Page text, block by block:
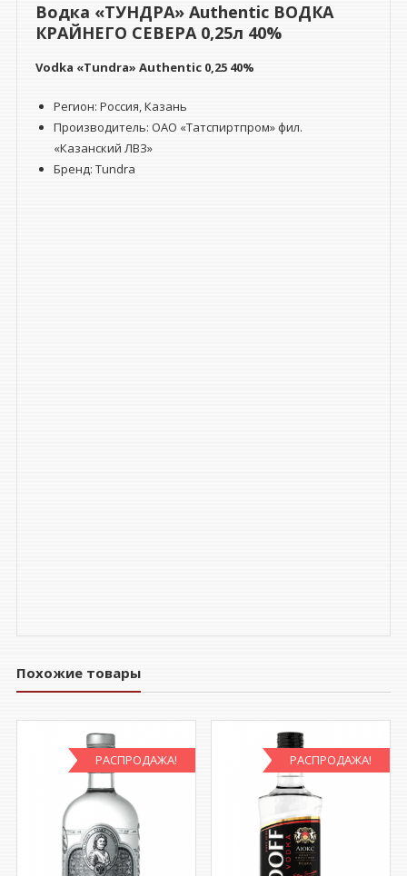
Водка «ТУНДРА» Authentic ВОДКА
КРАЙНЕГО СЕВЕРА 0,25л 40%
Vodka «Tundra» Authentic 0,25 40%
Регион: Россия, Казань
Производитель: ОАО «Татспиртпром» фил.
«Казанский ЛВЗ»
Бренд: Tundra
Похожие товары
РАСПРОДАЖА! РАСПРОДАЖА!